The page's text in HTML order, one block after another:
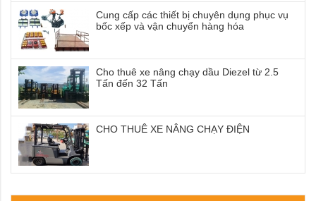
Cung cấp các thiết bị chuyên dụng phục vụ
bốc xếp và vận chuyển hàng hóa
Cho thuê xe nâng chạy dầu Diezel từ 2.5
Tấn đến 32 Tấn
CHO THUÊ XE NÂNG CHẠY ĐIỆN